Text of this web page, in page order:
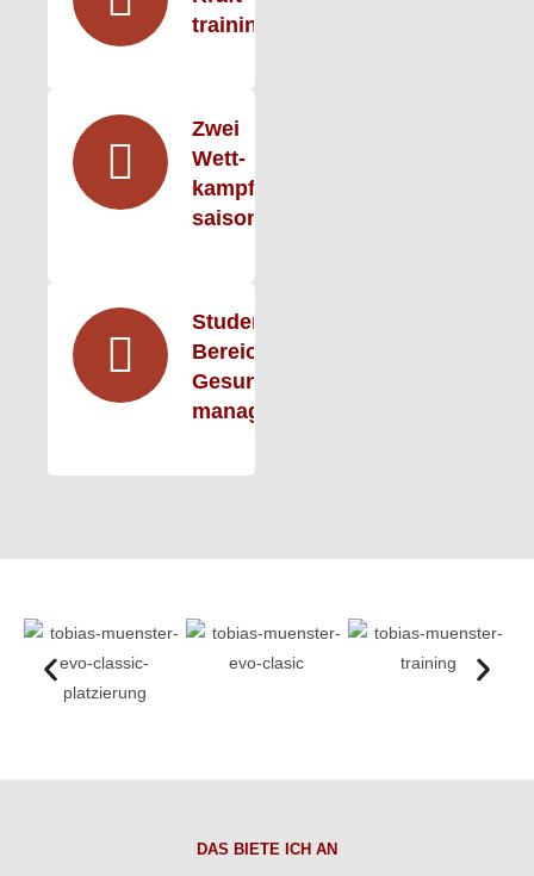
training
Zwei
Wett­
kampf­
saisons
Student im
Bereich
Gesundheits­
manage­ment
DAS BIETE ICH AN